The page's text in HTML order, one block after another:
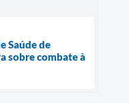
Saúde de
sobre combate à